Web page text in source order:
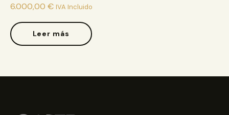
6.000,00 € IVA Incluido
Leer más